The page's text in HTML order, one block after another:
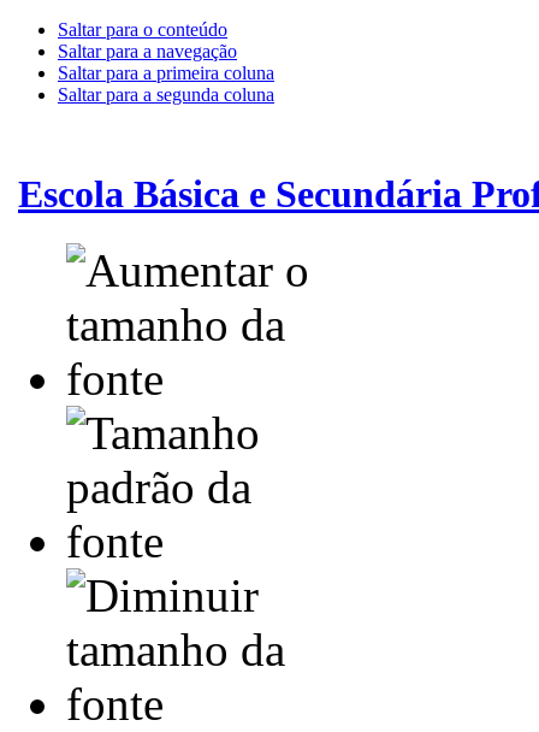
Saltar para o conteúdo
Saltar para a navegação
Saltar para a primeira coluna
Saltar para a segunda coluna
Escola Básica e Secundária